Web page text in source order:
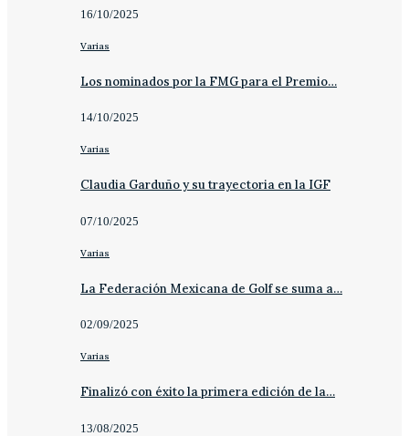
16/10/2025
Varias
Los nominados por la FMG para el Premio…
14/10/2025
Varias
Claudia Garduño y su trayectoria en la IGF
07/10/2025
Varias
La Federación Mexicana de Golf se suma a…
02/09/2025
Varias
Finalizó con éxito la primera edición de la…
13/08/2025